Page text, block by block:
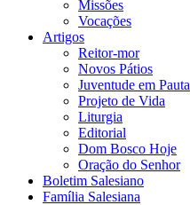
Missões
Vocações
Artigos
Reitor-mor
Novos Pátios
Juventude em Pauta
Projeto de Vida
Liturgia
Editorial
Dom Bosco Hoje
Oração do Senhor
Boletim Salesiano
Família Salesiana